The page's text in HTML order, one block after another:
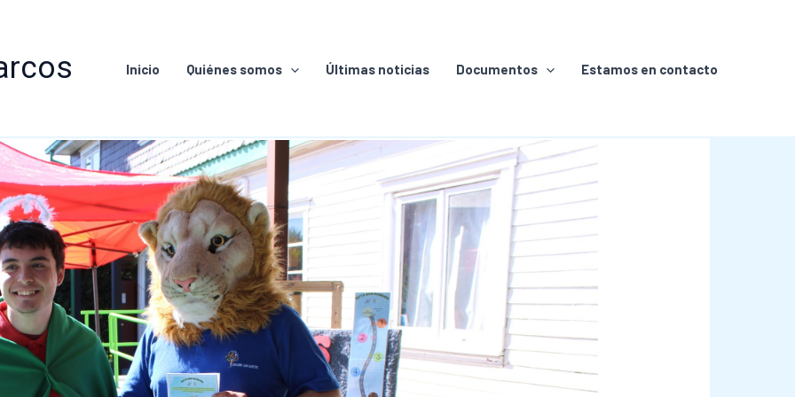
Inicio Quiénes somos Últimas noticias Documentos Estamos en contacto